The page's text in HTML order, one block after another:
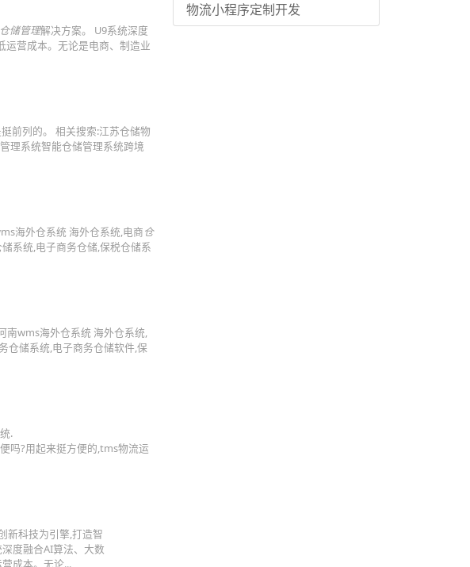
仓储管理解决方案。 U9系统深度
运营成本。无论是电商、制造业
前列的。 相关搜索:江苏仓储物
理系统智能仓储管理系统跨境
海外仓系统 海外仓系统,电商仓
系统,电子商务仓储,保税仓储系
南wms海外仓系统 海外仓系统,
仓储系统,电子商务仓储软件,保
.
吗?用起来挺方便的,tms物流运
新科技为引擎,打造智
度融合AI算法、大数
成本。无论...
物流小程序定制开发